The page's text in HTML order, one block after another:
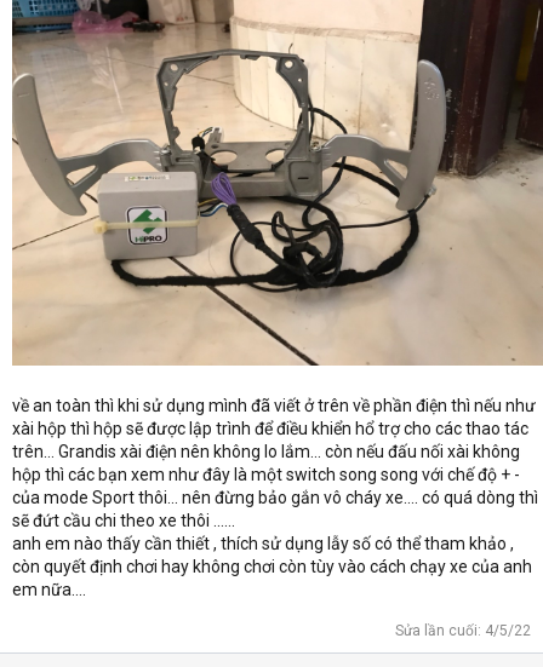
về an toàn thì khi sử dụng mình đã viết ở trên về phần điện thì nếu như
xài hộp thì hộp sẽ được lập trình để điều khiển hổ trợ cho các thao tác
trên... Grandis xài điện nên không lo lắm... còn nếu đấu nối xài không
hộp thì các bạn xem như đây là một switch song song với chế độ + -
của mode Sport thôi... nên đừng bảo gắn vô cháy xe.... có quá dòng thì
sẽ đứt cầu chi theo xe thôi ......
anh em nào thấy cần thiết , thích sử dụng lẫy số có thể tham khảo ,
còn quyết định chơi hay không chơi còn tùy vào cách chạy xe của anh
em nữa....
Sửa lần cuối: 4/5/22